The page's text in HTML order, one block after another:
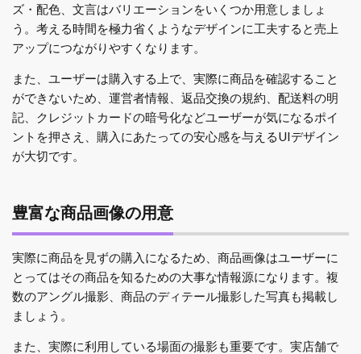
ズ・配色、文言はバリエーションをいくつか用意しましょ
う。考える時間を極力省くようなデザインに工夫すると売上
アップにつながりやすくなります。
また、ユーザーは購入する上で、実際に商品を確認すること
ができないため、運営者情報、返品交換の規約、配送料の明
記、クレジットカードの暗号化などユーザーが気になるポイ
ントを押さえ、購入にあたっての安心感を与えるUIデザイン
が大切です。
豊富な商品画像の用意
実際に商品を見ずの購入になるため、商品画像はユーザーに
とってはその商品を知るための大事な情報源になります。複
数のアングル撮影、商品のディテール撮影した写真も掲載し
ましょう。
また、実際に利用している場面の撮影も重要です。実店舗で